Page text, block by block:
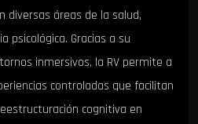
diversas áreas de la salud,
psicológica. Gracias a su
inmersivos, la RV permite a
controladas que facilitan
cognitiva en